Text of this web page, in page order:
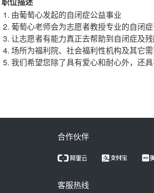
由葡萄心发起的自闭症公益事业
葡萄心老师会为志愿者教授专业的自闭
让志愿者有能力真正去帮助到自闭症及
场所为福利院、社会福利性机构及其它
我们希望您除了具有爱心和耐心外，还
合作伙伴
客服热线